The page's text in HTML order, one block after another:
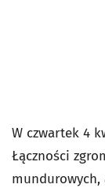
W czwartek 4
Łączności
mundurowych,